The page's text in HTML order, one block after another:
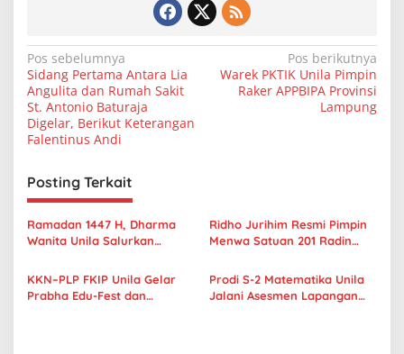
N
a
v
i
a
s
i
o
Pos sebelumnya
Sidang Pertama Antara Lia
Angulita dan Rumah Sakit
St. Antonio Baturaja
Digelar, Berikut Keterangan
Falentinus Andi
Pos berikutnya
Warek PKTIK Unila Pimpin
Raker APPBIPA Provinsi
Lampung
Posting Terkait
Ramadan 1447 H, Dharma
Wanita Unila Salurkan
untuk Warga Sekitar Kampus
Ridho Jurihim Resmi Pimpin
Menwa Satuan 201 Radin
KKN–PLP FKIP Unila Gelar
Prabha Edu-Fest dan
Prodi S-2 Matematika Unila
Jalani Asesmen Lapangan